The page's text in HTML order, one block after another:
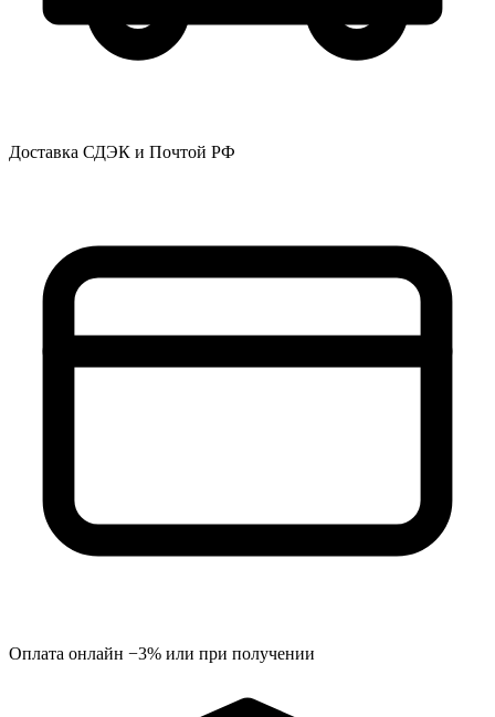
Доставка СДЭК и Почтой РФ
Оплата онлайн −3% или при получении